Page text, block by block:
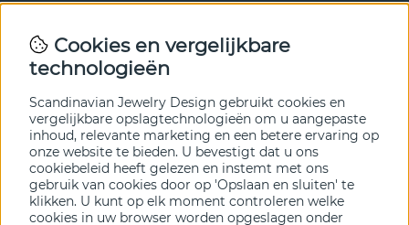
Met onze nieuwsbrief ben je als eerste op de hoogte van
nieuws en aanbiedingen. Meld je hieronder aan.
VERZENDEN
Cookies en vergelijkbare
technologieën
Scandinavian Jewelry Design gebruikt cookies en
vergelijkbare opslagtechnologieën om u aangepaste
inhoud, relevante marketing en een betere ervaring op
onze website te bieden. U bevestigt dat u ons
cookiebeleid heeft gelezen en instemt met ons
gebruik van cookies door op 'Opslaan en sluiten' te
klikken. U kunt op elk moment controleren welke
cookies in uw browser worden opgeslagen onder